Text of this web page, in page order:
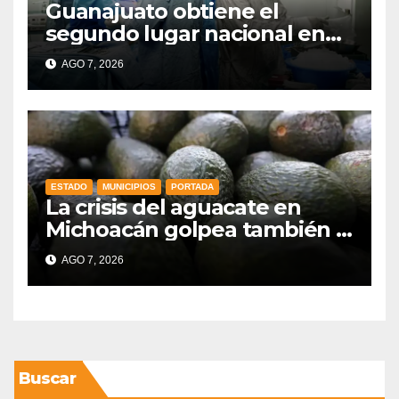
Guanajuato obtiene el
segundo lugar nacional en
procuración de órganos
AGO 7, 2026
ESTADO MUNICIPIOS PORTADA
La crisis del aguacate en
Michoacán golpea también a
productores de Guanajuato
AGO 7, 2026
Buscar